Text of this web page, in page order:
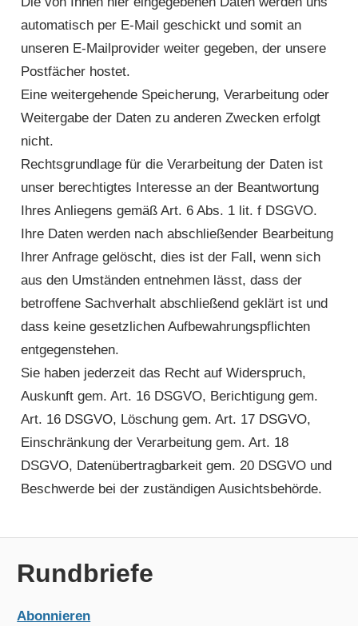
automatisch per E-Mail geschickt und somit an
unseren E-Mailprovider weiter gegeben, der unsere
Postfächer hostet.
Eine weitergehende Speicherung, Verarbeitung oder
Weitergabe der Daten zu anderen Zwecken erfolgt
nicht.
Rechtsgrundlage für die Verarbeitung der Daten ist
unser berechtigtes Interesse an der Beantwortung
Ihres Anliegens gemäß Art. 6 Abs. 1 lit. f DSGVO.
Ihre Daten werden nach abschließender Bearbeitung
Ihrer Anfrage gelöscht, dies ist der Fall, wenn sich
aus den Umständen entnehmen lässt, dass der
betroffene Sachverhalt abschließend geklärt ist und
dass keine gesetzlichen Aufbewahrungspflichten
entgegenstehen.
Sie haben jederzeit das Recht auf Widerspruch,
Auskunft gem. Art. 16 DSGVO, Berichtigung gem.
Art. 16 DSGVO, Löschung gem. Art. 17 DSGVO,
Einschränkung der Verarbeitung gem. Art. 18
DSGVO, Datenübertragbarkeit gem. 20 DSGVO und
Beschwerde bei der zuständigen Ausichtsbehörde.
Rundbriefe
Abonnieren